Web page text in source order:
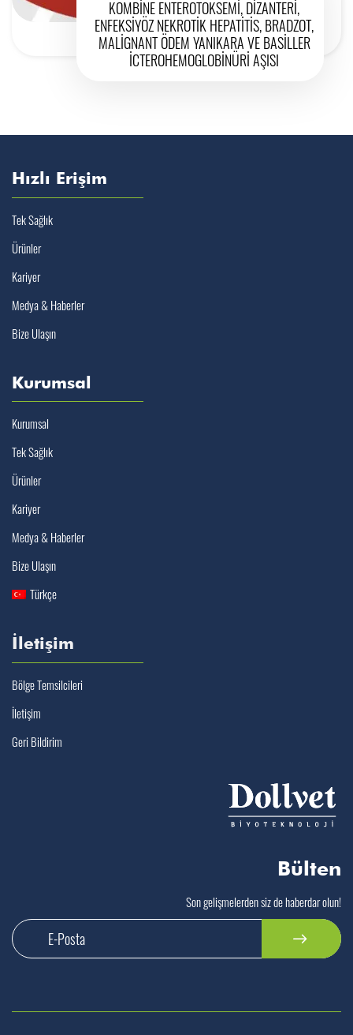
KOMBİNE ENTEROTOKSEMİ, DİZANTERİ,
ENFEKSİYÖZ NEKROTİK HEPATİTİS, BRADZOT,
MALİGNANT ÖDEM YANIKARA VE BASİLLER
İCTEROHEMOGLOBİNÜRİ AŞISI
Hızlı Erişim
Tek Sağlık
Ürünler
Kariyer
Medya & Haberler
Bize Ulaşın
Kurumsal
Kurumsal
Tek Sağlık
Ürünler
Kariyer
Medya & Haberler
Bize Ulaşın
Türkçe
İletişim
Bölge Temsilcileri
İletişim
Geri Bildirim
Bülten
Son gelişmelerden siz de haberdar olun!